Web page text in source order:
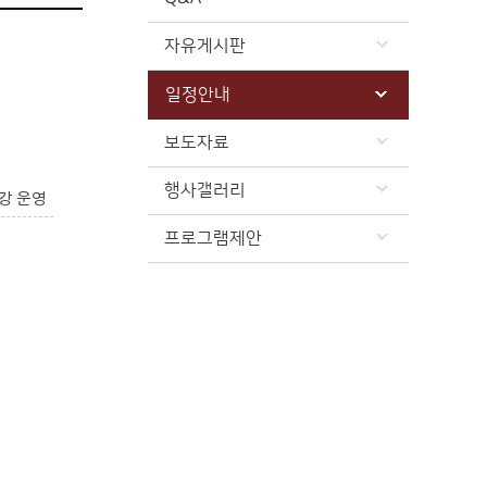
자유게시판
일정안내
보도자료
행사갤러리
프로그램제안
운영